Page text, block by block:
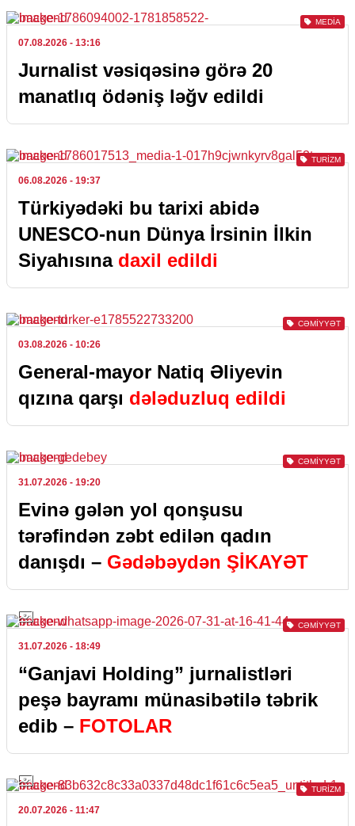
MEDIA
07.08.2026 - 13:16
Jurnalist vəsiqəsinə görə 20
manatlıq ödəniş ləğv edildi
TURIZM
06.08.2026 - 19:37
Türkiyədəki bu tarixi abidə
UNESCO-nun Dünya İrsinin İlkin
Siyahısına daxil edildi
CƏMIYYƏT
03.08.2026 - 10:26
General-mayor Natiq Əliyevin
qızına qarşı dələduzluq edildi
CƏMIYYƏT
31.07.2026 - 19:20
Evinə gələn yol qonşusu
tərəfindən zəbt edilən qadın
danışdı – Gədəbəydən ŞİKAYƏT
CƏMIYYƏT
31.07.2026 - 18:49
“Ganjavi Holding” jurnalistləri
peşə bayramı münasibətilə təbrik
edib – FOTOLAR
TURIZM
20.07.2026 - 11:47